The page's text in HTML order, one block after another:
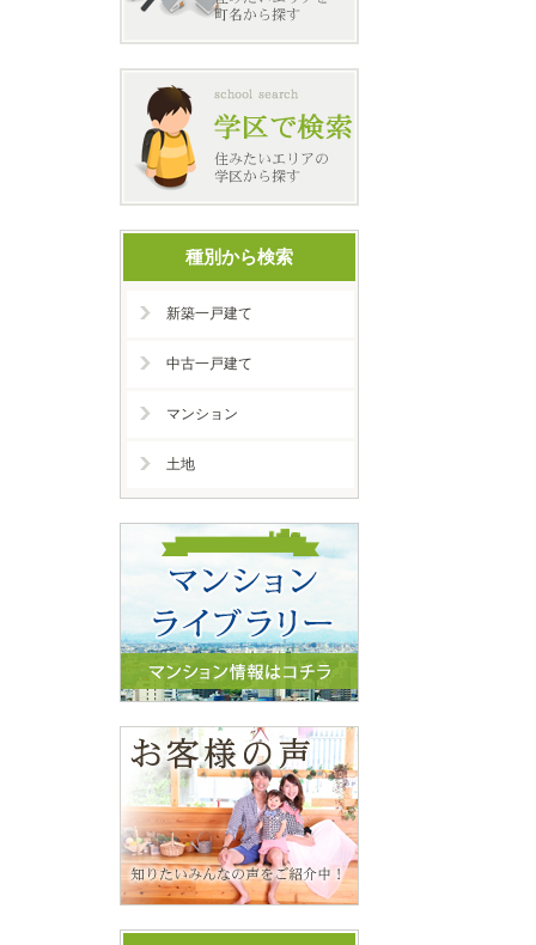
種別から検索
新築一戸建て
中古一戸建て
マンション
土地